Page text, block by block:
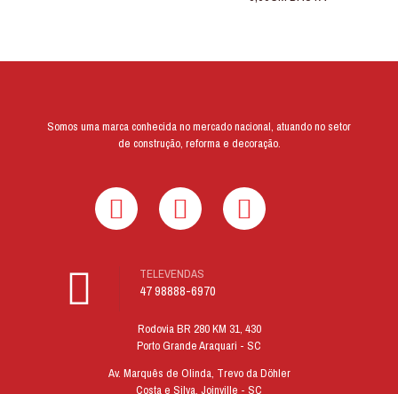
Somos uma marca conhecida no mercado nacional, atuando no setor
de construção, reforma e decoração.
47 98888-6970
TELEVENDAS
Rodovia BR 280 KM 31, 430
Porto Grande Araquari - SC
Av. Marquês de Olinda, Trevo da Döhler
Costa e Silva, Joinville - SC